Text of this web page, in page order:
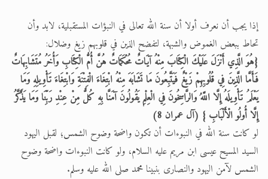
إذا يجب أن نعرف أولا أن سنة الله تعالى في النبؤات المستقبلية، لابد وأن
تحاط ببعض الغموض والشبهة، لتفضح الذين في قلوبهم زيغ وضلال:
{هُوَ الَّذِي أَنْزَلَ عَلَيْكَ الْكِتَابَ مِنْهُ آيَاتٌ مُحْكَمَاتٌ هُنَّ أُمُّ الْكِتَابِ وَأُخَرُ مُتَشَابِهَاتٌ
فَأَمَّا الَّذِينَ فِي قُلُوبِهِمْ زَيْغٌ فَيَتَّبِعُونَ مَا تَشَابَهَ مِنْهُ ابْتِغَاءَ الْفِتْنَةِ وَابْتِغَاءَ تَأْوِيلِهِ وَمَا
يَعْلَمُ تَأْوِيلَهُ إِلَّا اللَّهُ وَالرَّاسِخُونَ فِي الْعِلْمِ يَقُولُونَ آمَنَّا بِهِ كُلٌّ مِنْ عِنْدِ رَبِّنَا وَمَا يَذَّكَّرُ
إِلَّا أُولُو الْأَلْبَابِ } (آل عمران 8)
لو كانت سنة الله في النبوءات أن تكون واضحة وضوح الشمس؛ لقبل اليهود
السيد المسيح عيسى ابن مريم عليه السلام، ولو كانت النبوءات واضحة وضوح
الشمس لآمن اليهود والنصارى بنبينا محمد صلى الله عليه وسلم.